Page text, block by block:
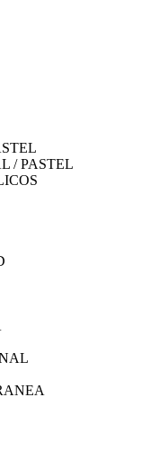
/ PASTEL